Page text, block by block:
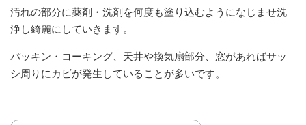
汚れの部分に薬剤・洗剤を何度も塗り込むようになじませ洗
浄し綺麗にしていきます。
パッキン・コーキング、天井や換気扇部分、窓があればサッ
シ周りにカビが発生していることが多いです。